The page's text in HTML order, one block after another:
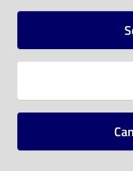
Vai alla pagina
Mappa del sito